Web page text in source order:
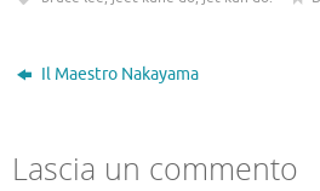
o
k
ar
Il Maestro Nakayama
Lascia un commento